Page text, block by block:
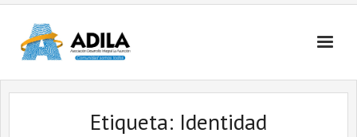
Nosotros
Etiqueta: Identidad